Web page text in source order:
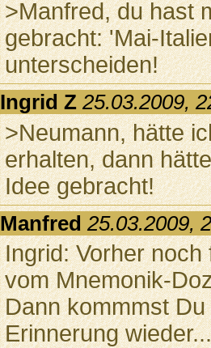
>Manfred, du hast
gebracht: 'Mai-
unterscheiden!
Ingrid Z 25.03.2009,
>Neumann, hätte
erhalten, dann
Idee gebracht!
Manfred 25.03.2009,
Ingrid: Vorher
vom Mnemonik-
Dann kommmst
Erinnerung